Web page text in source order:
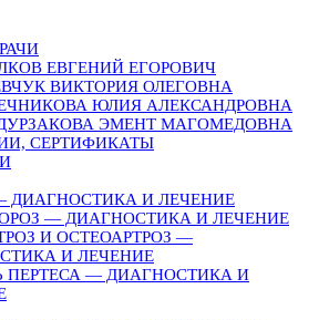
ЕВГЕНИЙ ЕГОРОВИЧ
ВИКТОРИЯ ОЛЕГОВНА
ЮЛИЯ АЛЕКСАНДРОВНА
ЭМЕНТ МАГОМЕДОВНА
СЕРТИФИКАТЫ
ДИАГНОСТИКА И ЛЕЧЕНИЕ
— ДИАГНОСТИКА И ЛЕЧЕНИЕ
И ОСТЕОАРТРОЗ —
И ЛЕЧЕНИЕ
ПЕРТЕСА — ДИАГНОСТИКА И